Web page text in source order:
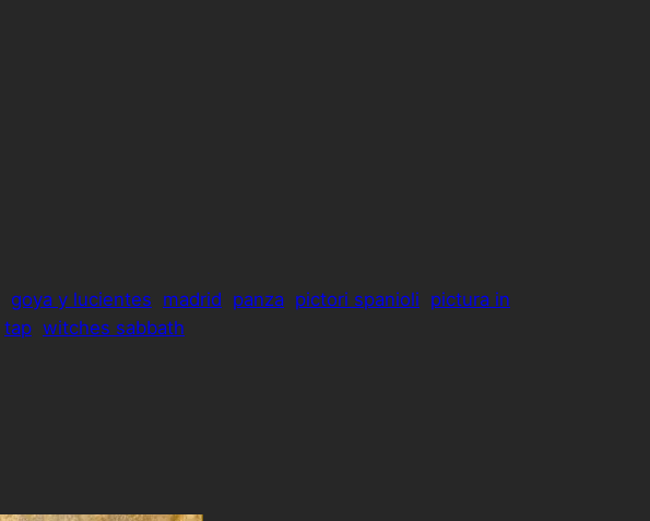
goya y lucientes madrid panza pictori spanioli pictura in
tap witches sabbath